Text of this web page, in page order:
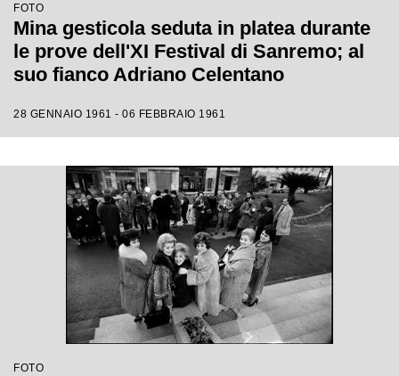
FOTO
Mina gesticola seduta in platea durante
le prove dell'XI Festival di Sanremo; al
suo fianco Adriano Celentano
28 GENNAIO 1961 - 06 FEBBRAIO 1961
FOTO